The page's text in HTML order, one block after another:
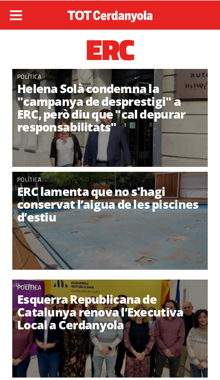
ERC
POLÍTICA
Helena Solà condemna la
"campanya de desprestigi" a
ERC, però diu que "cal depurar
responsabilitats"
POLÍTICA
ERC lamenta que no s'hagi
conservat l’aigua de les piscines
d’estiu
POLÍTICA
Esquerra Republicana de
Catalunya renova l’Executiva
Local a Cerdanyola